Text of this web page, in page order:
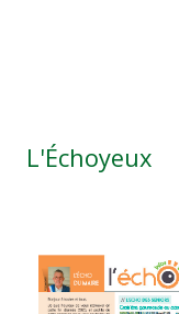
L'Échoyeux